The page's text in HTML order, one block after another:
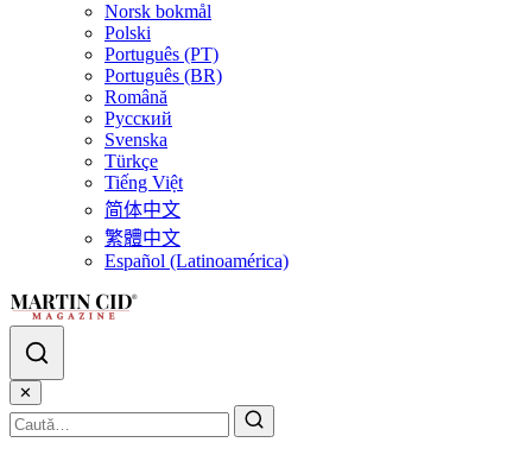
Norsk bokmål
Polski
Português (PT)
Português (BR)
Română
Русский
Svenska
Türkçe
Tiếng Việt
简体中文
繁體中文
Español (Latinoamérica)
✕